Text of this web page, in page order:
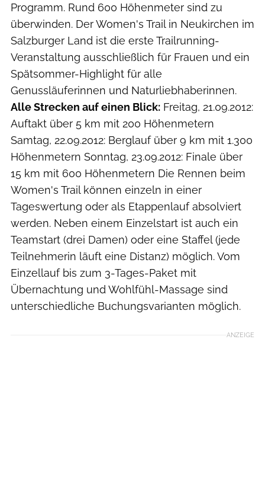
Programm. Rund 600 Höhenmeter sind zu
überwinden. Der Women's Trail in Neukirchen im
Salzburger Land ist die erste Trailrunning-
Veranstaltung ausschließlich für Frauen und ein
Spätsommer-Highlight für alle
Genussläuferinnen und Naturliebhaberinnen.
Alle Strecken auf einen Blick: Freitag, 21.09.2012:
Auftakt über 5 km mit 200 Höhenmetern
Samtag, 22.09.2012: Berglauf über 9 km mit 1.300
Höhenmetern Sonntag, 23.09.2012: Finale über
15 km mit 600 Höhenmetern Die Rennen beim
Women's Trail können einzeln in einer
Tageswertung oder als Etappenlauf absolviert
werden. Neben einem Einzelstart ist auch ein
Teamstart (drei Damen) oder eine Staffel (jede
Teilnehmerin läuft eine Distanz) möglich. Vom
Einzellauf bis zum 3-Tages-Paket mit
Übernachtung und Wohlfühl-Massage sind
unterschiedliche Buchungsvarianten möglich.
ANZEIGE